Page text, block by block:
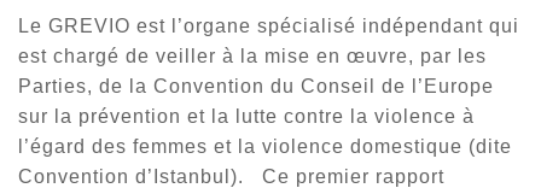
Le GREVIO est l’organe spécialisé indépendant qui
est chargé de veiller à la mise en œuvre, par les
Parties, de la Convention du Conseil de l’Europe
sur la prévention et la lutte contre la violence à
l’égard des femmes et la violence domestique (dite
Convention d’Istanbul). Ce premier rapport